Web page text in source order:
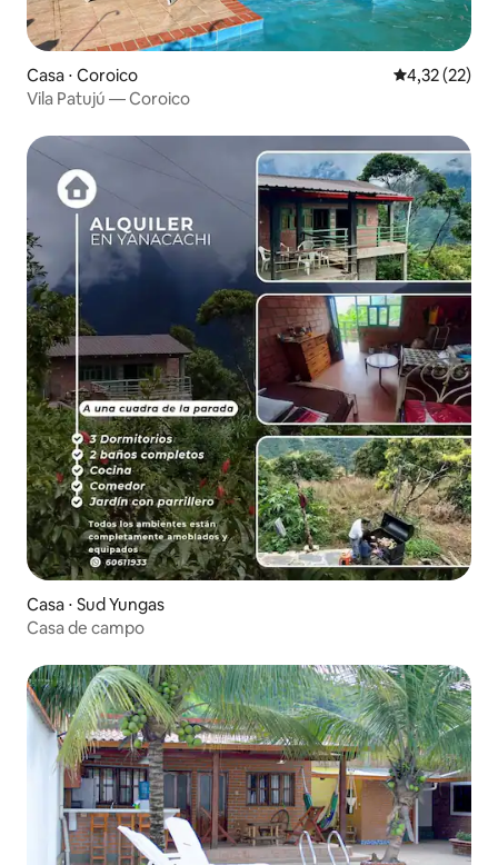
Casa ⋅ Coroico 4,32 de uma
4,32 (22)
Vila Patujú — Coroico
Casa ⋅ Sud Yungas
Casa de campo